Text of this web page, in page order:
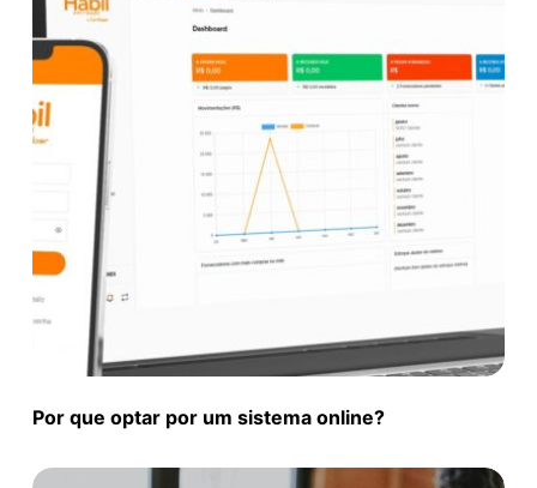
Por que optar por um sistema online?